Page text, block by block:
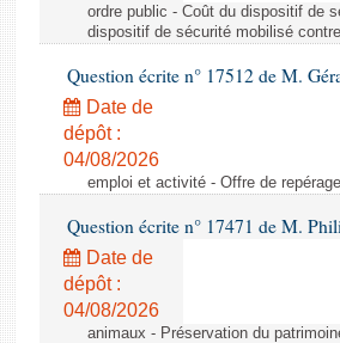
ordre public - Coût du dispositif de
dispositif de sécurité mobilisé
Question écrite n° 17512 de M.
Date de
dépôt :
04/08/2026
emploi et activité - Offre de
Question écrite n° 17471 de M.
Date de
dépôt :
04/08/2026
animaux - Préservation du